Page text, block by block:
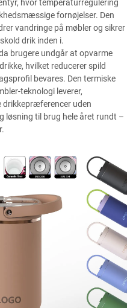
hvor temperaturregulering
fornøjelser. Den
vandringe på møbler og sikrer
drik inden i.
brugere undgår at opvarme
hvilket reducerer spild
bevares. Den termiske
teknologi leverer,
drikkepræferencer uden
løsning til brug hele året rundt –